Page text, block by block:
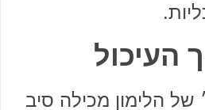
העיכול
הלימון מכילה סיב